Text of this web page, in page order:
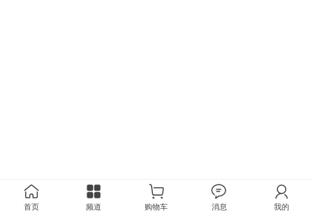
首页 频道 购物车 消息 我的